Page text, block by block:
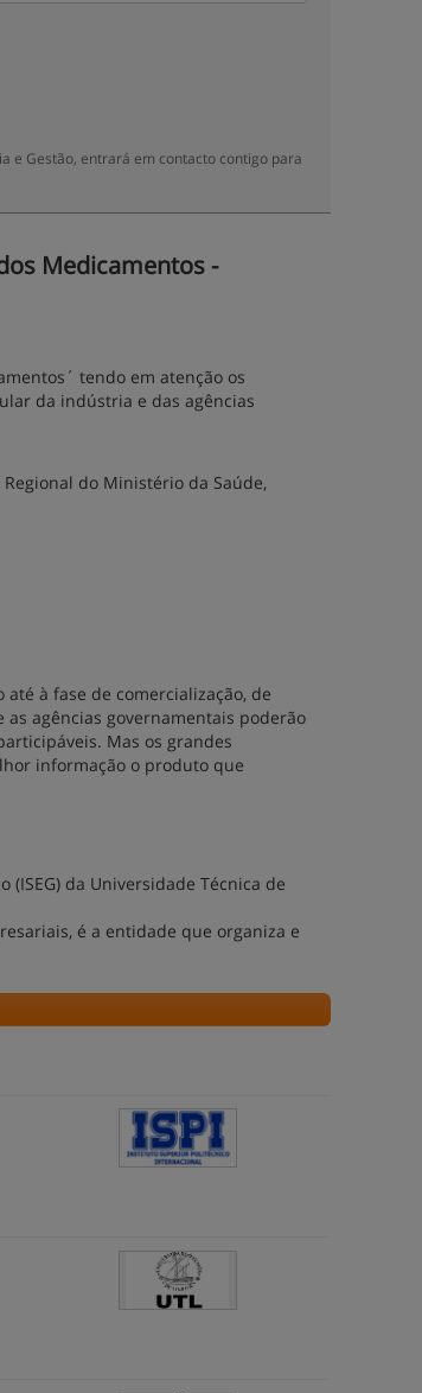
e Gestão, entrará em contacto contigo para
Medicamentos -
tendo em atenção os
da indústria e das agências
do Ministério da Saúde,
à fase de comercialização, de
agências governamentais poderão
Mas os grandes
informação o produto que
da Universidade Técnica de
é a entidade que organiza e